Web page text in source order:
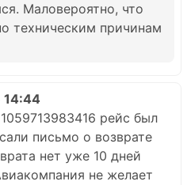
Маловероятно, что
техническим причинам
14:44
рейс был
письмо о возврате
нет уже 10 дней
не желает